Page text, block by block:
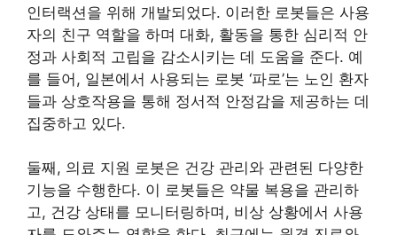
인터랙션을 위해 개발되었다. 이러한 로봇들은 사용
자의 친구 역할을 하며 대화, 활동을 통한 심리적 안
정과 사회적 고립을 감소시키는 데 도움을 준다. 예
를 들어, 일본에서 사용되는 로봇 ‘파로’는 노인 환자
들과 상호작용을 통해 정서적 안정감을 제공하는 데
집중하고 있다.
둘째, 의료 지원 로봇은 건강 관리와 관련된 다양한
기능을 수행한다. 이 로봇들은 약물 복용을 관리하
고, 건강 상태를 모니터링하며, 비상 상황에서 사용